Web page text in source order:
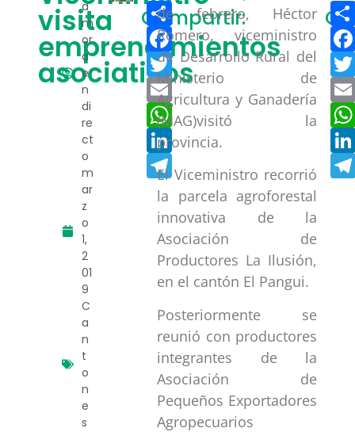
visita
emprendimientos
asociativos
a
m
or
a
e
n
di
re
ct
o
m
ar
z
o
1,
2
01
9
C
a
n
t
o
n
e
s
Compartir:
Compartir
Facebook
Twitter
Email
WhatsApp
LinkedIn
de febrero, Héctor
Romero, viceministro
de Desarrollo Rural del
Ministerio de
Agricultura y Ganadería
(MAG)visitó la
provincia.
El Viceministro recorrió
la parcela agroforestal
innovativa de la
Asociación de
Productores La Ilusión,
en el cantón El Pangui.
Posteriormente se
reunió con productores
integrantes de la
Asociación de
Pequeños Exportadores
Agropecuarios